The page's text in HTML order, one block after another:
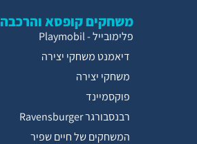
משחקים קופסא והרכבה
פלימובייל - Playmobil
דיאמנט משחקי יצירה
משחקי יצירה
פוקסמיינד
רבנסבורגר Ravensburger
המשחקים של חיים שפיר